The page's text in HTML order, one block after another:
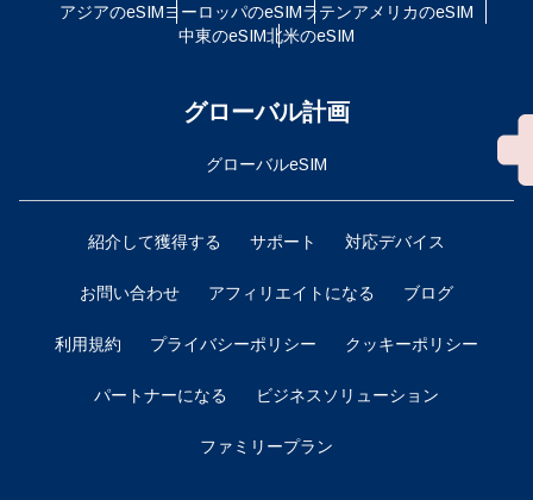
アジアのeSIMヨーロッパのeSIMラテンアメリカのeSIM
中東のeSIM北米のeSIM
グローバル計画
グローバルeSIM
紹介して獲得する サポート 対応デバイス
お問い合わせ アフィリエイトになる ブログ
利用規約 プライバシーポリシー クッキーポリシー
パートナーになる ビジネスソリューション
ファミリープラン